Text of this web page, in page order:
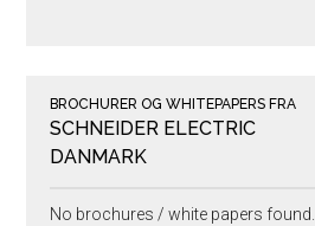
BROCHURER OG WHITEPAPERS FRA
SCHNEIDER ELECTRIC
DANMARK
No brochures / white papers found.